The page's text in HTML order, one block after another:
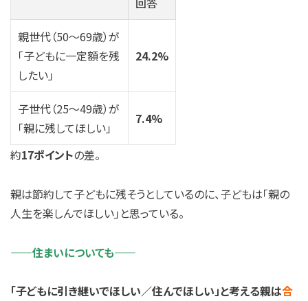
親世代（50〜69歳）が
「子どもに一定額を残
したい」
24.2%
子世代（25〜49歳）が
「親に残してほしい」
7.4%
約17ポイントの差。
親は節約して子どもに残そうとしているのに、子どもは「親の
人生を楽しんでほしい」と思っている。
——住まいについても——
「子どもに引き継いでほしい／住んでほしい」と考える親は合